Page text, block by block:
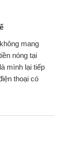
mang
nóng tại
mình lại tiếp
thoại có